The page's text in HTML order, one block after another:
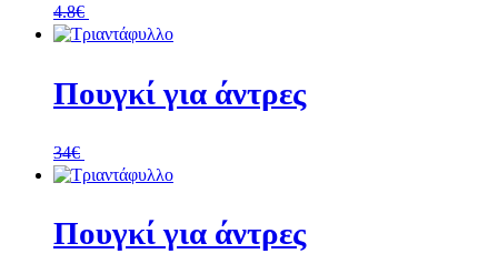
4.8€
Πουγκί για άντρες
34€
Πουγκί για άντρες